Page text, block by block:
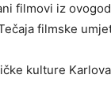
filmovi iz
filmske
kulture